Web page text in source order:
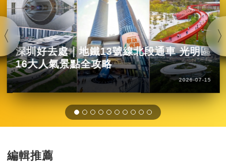
深圳好去處｜地鐵13號線北段通車 光明區
16大人氣景點全攻略
2026-07-15
編輯推薦